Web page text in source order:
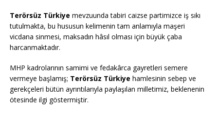
Terörsüz Türkiye mevzuunda tabiri caizse partimizce iş sıkı
tutulmakta, bu hususun kelimenin tam anlamıyla maşeri
vicdana sinmesi, maksadın hâsıl olması için büyük çaba
harcanmaktadır.
MHP kadrolarının samimi ve fedakârca gayretleri semere
vermeye başlamış; Terörsüz Türkiye hamlesinin sebep ve
gerekçeleri bütün ayrıntılarıyla paylaşılan milletimiz, beklenenin
ötesinde ilgi göstermiştir.